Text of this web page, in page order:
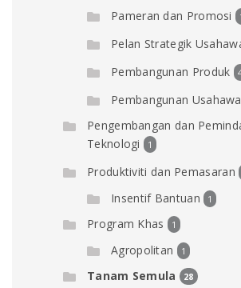
Pameran dan Promosi
Pelan Strategik
Pembangunan Produk
Pembangunan
Pengembangan dan
Teknologi
1
Produktiviti dan Pemasaran
Insentif Bantuan 1
Program Khas 1
Agropolitan 1
Tanam Semula 28